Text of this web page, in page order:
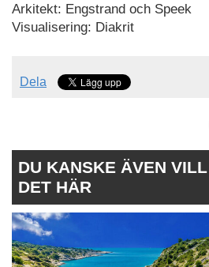
Arkitekt: Engstrand och Speek
Visualisering: Diakrit
Dela
DU KANSKE ÄVEN
DET HÄR